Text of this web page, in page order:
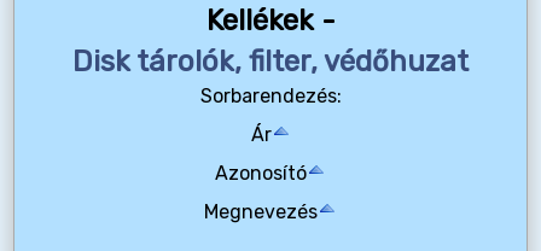
Kellékek -
Disk tárolók, filter, védőhuzat
Sorbarendezés:
Ár
Azonosító
Megnevezés